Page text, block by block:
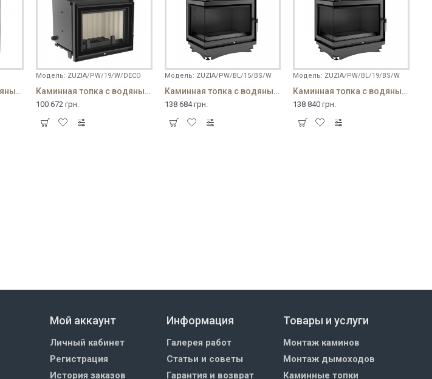
Каминная топка с водяным контуром Zuzia/PW/19/G
Модель: ZUZIA/PW/19/W/DECO
Каминная топка с водяным контуром Zuzia/PW/19/W/Deco
100 672 грн.
Модель: ZUZIA/PW/BL/15/BS/W
Каминная топка с водяным контуром Zuzia/PW/BL/15/BS/W
138 684 грн.
Модель: ZUZIA/PW/BL/19/BS/W
Каминная топка с водяным контуром Zuzia/PW/BL/19/BS/W
138 840 грн.
Мой аккаунт
Личный кабинет
Регистрация
История заказов
Информация
Галерея работ
Статьи и советы
Гарантия и возврат
Товары и услуги
Монтаж каминов
Монтаж дымоходов
Каминные топки